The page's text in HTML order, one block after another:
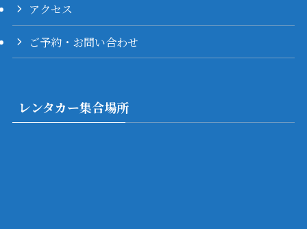
アクセス
ご予約・お問い合わせ
レンタカー集合場所